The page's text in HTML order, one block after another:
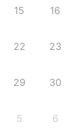
15 16
22 23
29 30
5 6